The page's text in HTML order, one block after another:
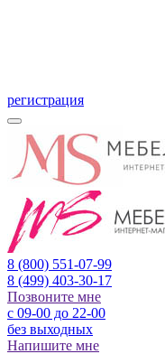
регистрация
8 (800) 551-07-99
8 (499) 403-30-17
Позвоните мне
с 09-00 до 22-00
без выходных
Напишите мне